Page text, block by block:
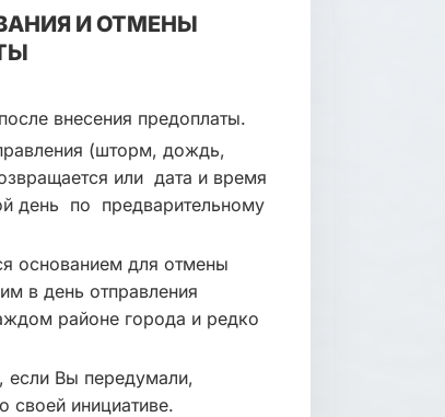
И ОТМЕНЫ
внесения предоплаты.
(шторм, дождь,
или дата и время
день по предварительному
основанием для отмены
в день отправления
районе города и редко
если Вы передумали,
своей инициативе.